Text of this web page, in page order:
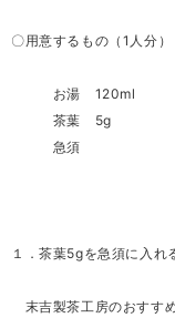
〇用意するもの（1人分）
お湯 120ml
茶葉 5g
急須
１．茶葉5gを急須に入れ
末吉製茶工房のおすす